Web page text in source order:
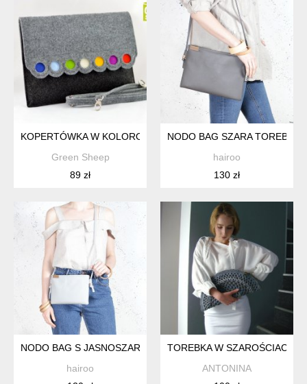
KOPERTÓWKA W KOLOROWE KROPKI- MNIEJSZA
Green Sheep
89 zł
NODO BAG SZARA TOREBKA
hairoo
130 zł
NODO BAG S JASNOSZARA MAŁA KOPERTÓWKA Z PASKIEM
hairoo
TOREBKA W SZAROŚCIACH
ANTONINA